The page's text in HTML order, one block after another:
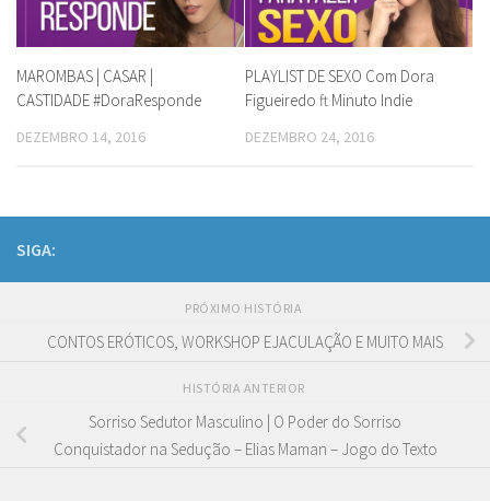
MAROMBAS | CASAR |
CASTIDADE #DoraResponde
DEZEMBRO 14, 2016
PLAYLIST DE SEXO Com Dora
Figueiredo ft Minuto Indie
DEZEMBRO 24, 2016
SIGA:
PRÓXIMO HISTÓRIA
CONTOS ERÓTICOS, WORKSHOP EJACULAÇÃO E MUITO MAIS
HISTÓRIA ANTERIOR
Sorriso Sedutor Masculino | O Poder do Sorriso
Conquistador na Sedução – Elias Maman – Jogo do Texto